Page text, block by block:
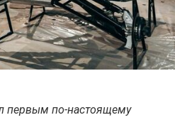
первым по-настоящему